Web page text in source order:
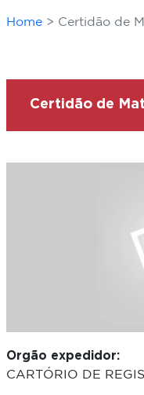
Home Certidão de
Certidão de
Orgão expedidor:
CARTÓRIO DE